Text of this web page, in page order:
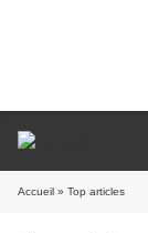
Accueil » Top articles